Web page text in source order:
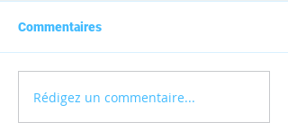
Commentaires
Rédigez un commentaire...